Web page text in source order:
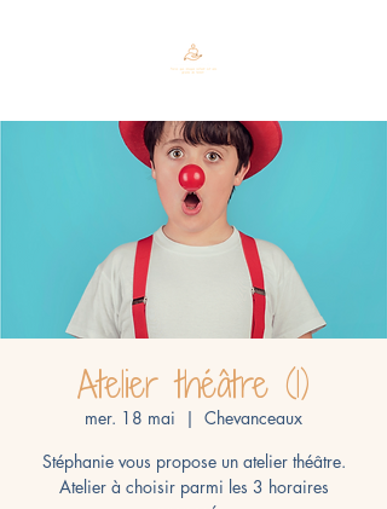
Atelier théâtre (1)
mer. 18 mai
  |
Chevanceaux
Stéphanie vous propose un atelier théâtre.
Atelier à choisir parmi les 3 horaires